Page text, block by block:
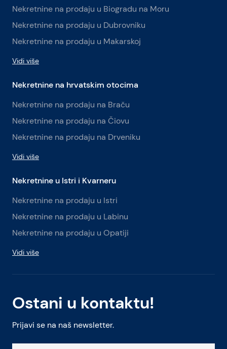
Ostani u kontaktu!
Prijavi se na naš newsletter.
Nekretnine na prodaju u Biogradu na Moru
Nekretnine na prodaju u Dubrovniku
Nekretnine na prodaju u Makarskoj
Vidi više
Nekretnine na hrvatskim otocima
Nekretnine na prodaju na Braču
Nekretnine na prodaju na Čiovu
Nekretnine na prodaju na Drveniku
Vidi više
Nekretnine u Istri i Kvarneru
Nekretnine na prodaju u Istri
Nekretnine na prodaju u Labinu
Nekretnine na prodaju u Opatiji
Vidi više